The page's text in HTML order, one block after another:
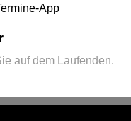
App
auf dem Laufenden.